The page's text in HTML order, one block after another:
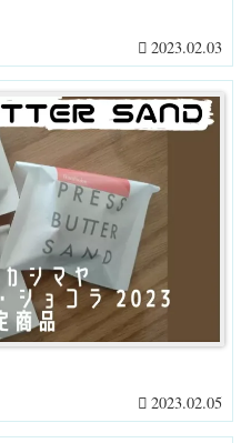
2023.02.03
2023.02.05